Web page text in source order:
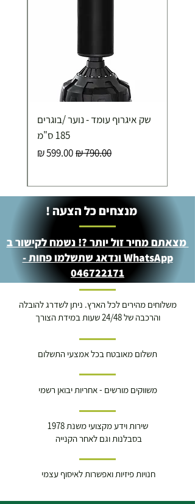
שק איגרוף עומד - נוער /בוגרים
185 ס"מ
מחיר רגילמחיר מבצע
מנצחים כל הצעה !
מצאתם מחיר זול יותר ?! נשמח לקישור ב
WhatsApp ונדאג שתשלמו פחות -
046722171
משלוחים מהירים לכל הארץ. ניתן לשדרג להובלה
והרכבה של 24/48 שעות במידת הצורך
תשלום מאובטח בכל אמצעי התשלום
משווקים מורשים - אחריות יבואן רשמי
שירות וידע מקצועי משנת 1978
בסבלנות וגם לאחר הקנייה
חנויות פיזיות ואפשרות לאיסוף עצמי